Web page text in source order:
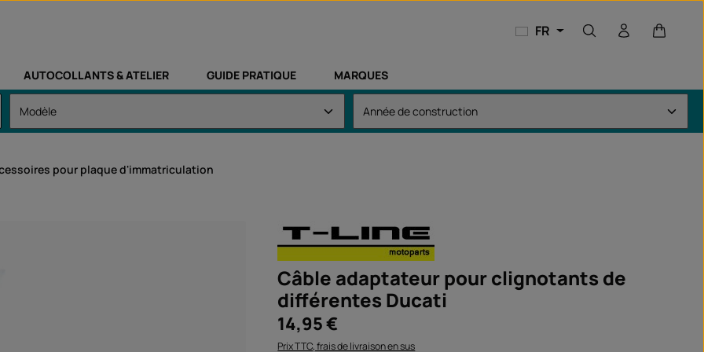
FR Le
AUTOCOLLANTS & ATELIER GUIDE PRATIQUE MARQUES
pour plaque d'immatriculation
Câble adaptateur pour clignotants de
différentes Ducati
Prix régulier :
14,95 €
Prix TTC, frais de livraison en sus